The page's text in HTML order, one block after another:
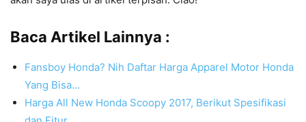
Baca Artikel Lainnya :
Fansboy Honda? Nih Daftar Harga Apparel Motor Honda
Yang Bisa…
Harga All New Honda Scoopy 2017, Berikut Spesifikasi